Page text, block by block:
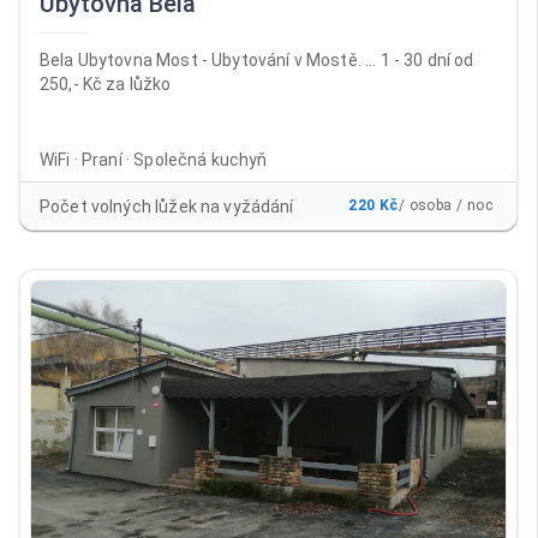
Bela Ubytovna Most - Ubytování v Mostě. ... 1 - 30 dní od
250,- Kč za lůžko
WiFi · Praní · Společná kuchyň
Počet volných lůžek na vyžádání 220 Kč/ osoba / noc